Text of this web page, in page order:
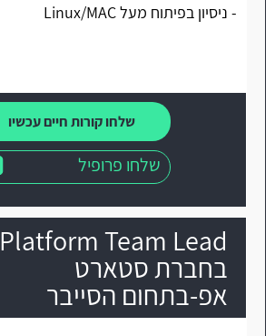
- ניסיון בפיתוח מעל Linux/MAC
שלחו קורות חיים עכשיו
שלחו פרופיל
Platform Team Lead
בחברת סטארט
אפ-בתחום הסייבר